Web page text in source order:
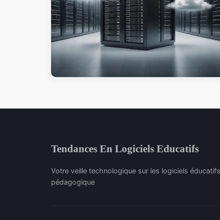
Tendances En Logiciels Educatifs
Votre veille technologique sur les logiciels
pédagogique